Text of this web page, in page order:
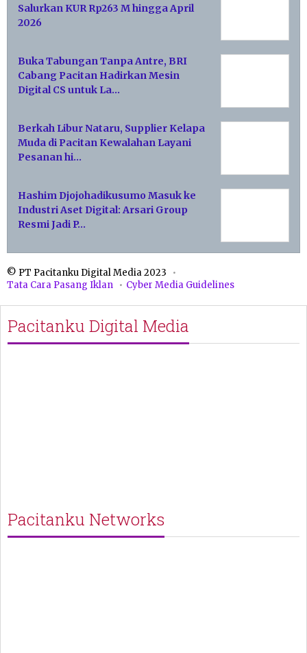
Salurkan KUR Rp263 M hingga April
2026
Buka Tabungan Tanpa Antre, BRI
Cabang Pacitan Hadirkan Mesin
Digital CS untuk La…
Berkah Libur Nataru, Supplier Kelapa
Muda di Pacitan Kewalahan Layani
Pesanan hi…
Hashim Djojohadikusumo Masuk ke
Industri Aset Digital: Arsari Group
Resmi Jadi P…
© PT Pacitanku Digital Media 2023
Tata Cara Pasang Iklan
Cyber Media Guidelines
Pacitanku Digital Media
Pacitanku Networks